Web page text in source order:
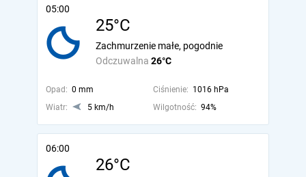
05:00
25°C
Odczuwalna 26°C
Zachmurzenie małe, pogodnie
Opad: 0 mm Ciśnienie: 1016 hPa
Wiatr:
5 km/h Wilgotność: 94%
06:00
26°C